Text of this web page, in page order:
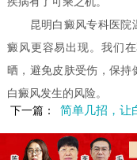
昆明白癜风专科医院温
癜风更容易出现。我们
晒，避免皮肤受伤，保
白癜风发生的风险。
下一篇：
简单几招，让